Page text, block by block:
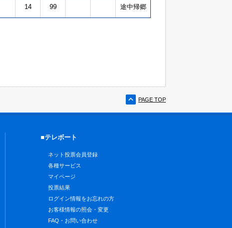
14 99 途中帰郷
PAGE TOP
■テレボート
ネット投票会員登録
各種サービス
マイページ
投票結果
ログイン情報をお忘れの方
お客様情報の照会・変更
FAQ・お問い合わせ